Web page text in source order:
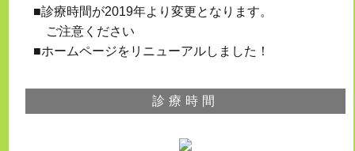
■診療時間が2019年より変更となります。
ご注意ください
■ホームページをリニューアルしました！
診療時間